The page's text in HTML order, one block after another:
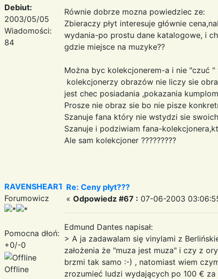
Debiut:
2003/05/05
Wiadomości:
84
Równie dobrze mozna powiedziec ze:
Zbieraczy płyt interesuje głównie
wydania-po prostu dane katalogowe, i
gdzie miejsce na muzyke??
Można byc kolekcjonerem-a i nie "czuć
kolekcjonerzy obrazów nie liczy sie
jest chec posiadania ,pokazania
Prosze nie obraz sie bo nie pisze
Szanuje fana który nie wstydzi sie
Szanuje i podziwiam fana-
Ale sam kolekcjoner ?????????
RAVENSHEART
Forumowicz
Pomocna dłoń:
+0/-0
Offline
Re: Ceny płyt???
« Odpowiedz #67 : 07-06-2003
Edmund Dantes napisał:
> A ja zadawalam się vinylami z
założenia że "muza jest muza" i czy z
brzmi tak samo :-) , natomiast wiem
zrozumieć ludzi wydających po 100 €